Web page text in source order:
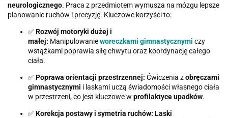
neurologicznego. Praca z przedmiotem wymusza na mózgu lepsze
planowanie ruchów i precyzję. Kluczowe korzyści to:
✅Rozwój motoryki dużej i
małej: Manipulowanieworeczkami gimnastycznymi czy
wstążkami poprawia siłę chwytu oraz koordynację całego
ciała.
✅Poprawa orientacji przestrzennej: Ćwiczenia zobręczami
gimnastycznymi i laskami uczą świadomości własnego ciała
w przestrzeni, co jest kluczowe w profilaktyce upadków.
✅Korekcja postawy i symetria ruchów: Laski